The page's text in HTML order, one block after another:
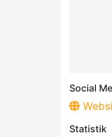
Social
Statistik